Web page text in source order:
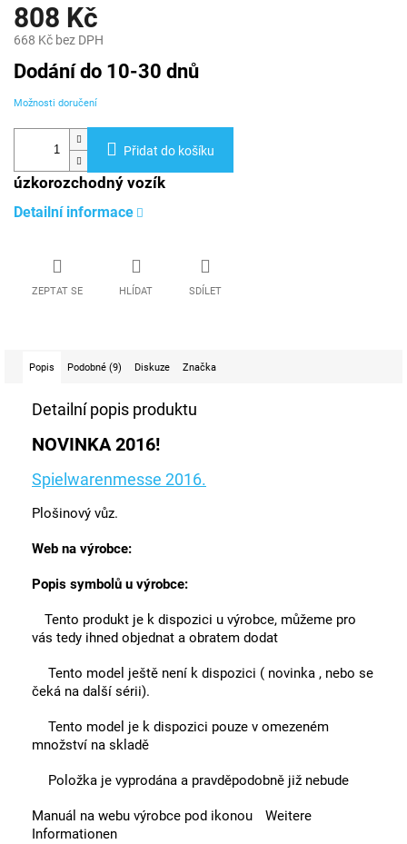
808 Kč
668 Kč bez DPH
Měrná
cena:
Dodání do 10-30 dnů
Možnosti doručení
Přidat do košíku
úzkorozchodný vozík
Detailní informace
ZEPTAT SE HLÍDAT SDÍLET
Popis Podobné (9) Diskuze Značka
Detailní popis produktu
NOVINKA 2016!
Spielwarenmesse 2016.
Plošinový vůz.
Web na výrobce:
Popis symbolů u výrobce:
Tento produkt je k dispozici u výrobce, můžeme pro
vás tedy ihned objednat a obratem dodat
Tento model ještě není k dispozici ( novinka , nebo se
čeká na další sérii).
Tento model je k dispozici pouze v omezeném
množství na skladě
Položka je vyprodána a pravděpodobně již nebude
Manuál na webu výrobce pod ikonou
Weitere
Informationen